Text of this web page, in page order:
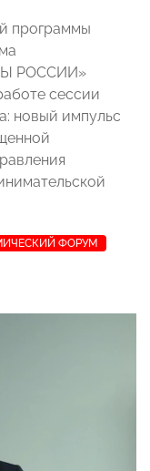
программы
РОССИИ»
сессии
новый импульс
ФОРУМ